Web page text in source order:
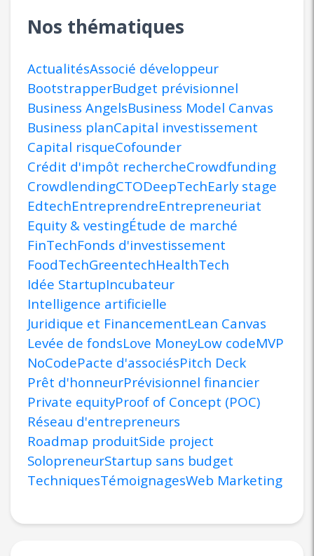
Nos thématiques
ActualitésAssocié développeur
BootstrapperBudget prévisionnel
Business AngelsBusiness Model Canvas
Business planCapital investissement
Capital risqueCofounder
Crédit d'impôt rechercheCrowdfunding
CrowdlendingCTODeepTechEarly stage
EdtechEntreprendreEntrepreneuriat
Equity & vestingÉtude de marché
FinTechFonds d'investissement
FoodTechGreentechHealthTech
Idée StartupIncubateur
Intelligence artificielle
Juridique et FinancementLean Canvas
Levée de fondsLove MoneyLow codeMVP
NoCodePacte d'associésPitch Deck
Prêt d'honneurPrévisionnel financier
Private equityProof of Concept (POC)
Réseau d'entrepreneurs
Roadmap produitSide project
SolopreneurStartup sans budget
TechniquesTémoignagesWeb Marketing